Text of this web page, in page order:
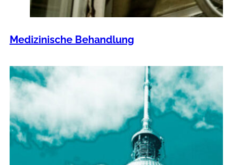
Medizinische Behandlung